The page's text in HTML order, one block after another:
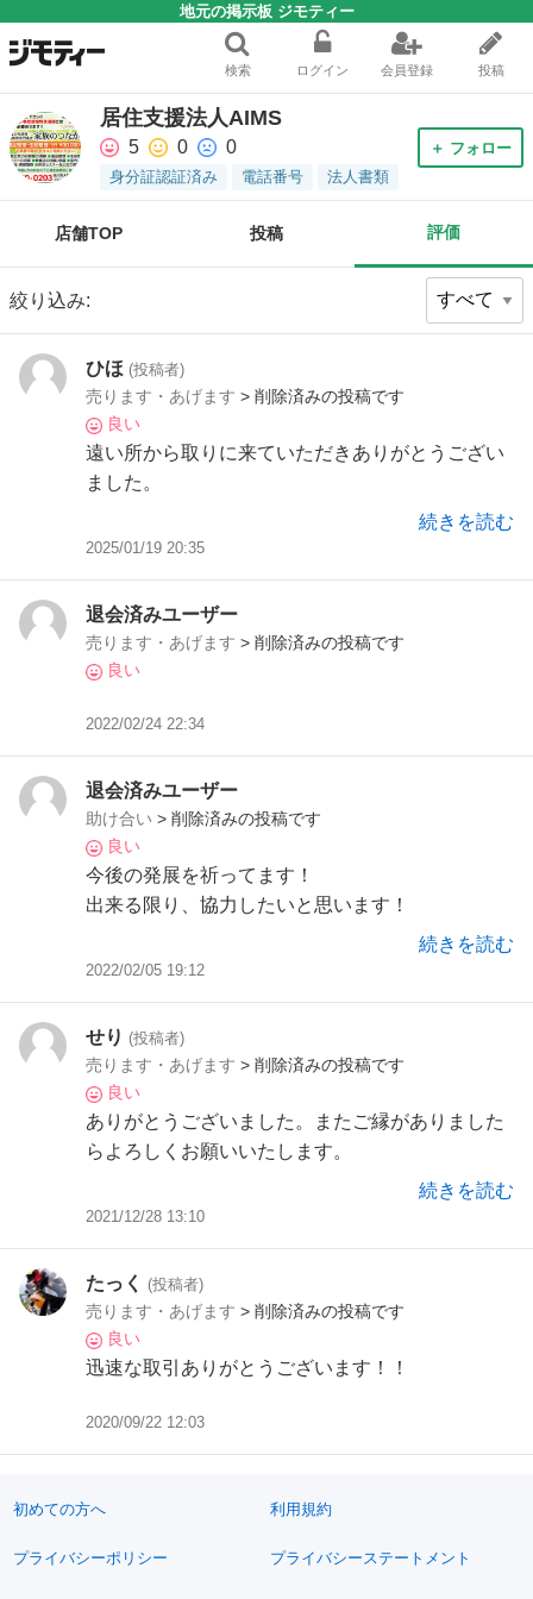
地元の掲示板 ジモティー
検索 ログイン 会員登録 投稿
居住支援法人AIMS
5 0 0
身分証認証済み 電話番号 法人書類
＋ フォロー
店舗TOP 投稿 評価
絞り込み:
ひほ (投稿者)
売ります・あげます > 削除済みの投稿です
良い
遠い所から取りに来ていただきありがとうござい
ました。
続きを読む
2025/01/19 20:35
退会済みユーザー
売ります・あげます > 削除済みの投稿です
良い
2022/02/24 22:34
退会済みユーザー
助け合い > 削除済みの投稿です
良い
今後の発展を祈ってます！
出来る限り、協力したいと思います！
続きを読む
2022/02/05 19:12
せり (投稿者)
売ります・あげます > 削除済みの投稿です
良い
ありがとうございました。またご縁がありました
らよろしくお願いいたします。
続きを読む
2021/12/28 13:10
たっく (投稿者)
売ります・あげます > 削除済みの投稿です
良い
迅速な取引ありがとうございます！！
2020/09/22 12:03
初めての方へ 利用規約
プライバシーポリシー プライバシーステートメント